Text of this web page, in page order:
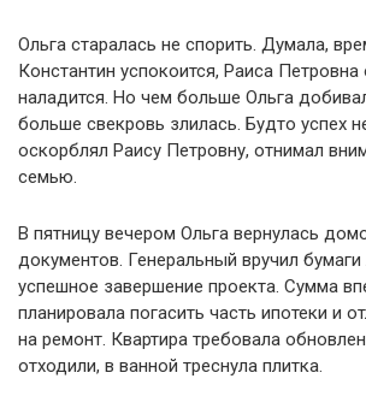
Ольга старалась не спорить. Думала,
Константин успокоится, Раиса Петровна
наладится. Но чем больше Ольга
больше свекровь злилась. Будто успех
оскорблял Раису Петровну, отнимал
семью.
В пятницу вечером Ольга вернулась
документов. Генеральный вручил
успешное завершение проекта. Сумма
планировала погасить часть ипотеки и
на ремонт. Квартира требовала
отходили, в ванной треснула плитка.